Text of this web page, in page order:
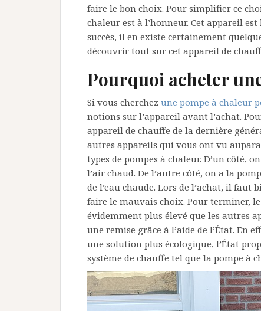
faire le bon choix. Pour simplifier ce
chaleur est à l’honneur. Cet appareil
succès, il en existe certainement
découvrir tout sur cet appareil de
Pourquoi acheter
Si vous cherchez une pompe à chaleur
notions sur l’appareil avant l’achat.
appareil de chauffe de la dernière
autres appareils qui vous ont vu
types de pompes à chaleur. D’un côté,
l’air chaud. De l’autre côté, on a la
de l’eau chaude. Lors de l’achat, il faut
faire le mauvais choix. Pour terminer,
évidemment plus élevé que les autres
une remise grâce à l’aide de l’État.
une solution plus écologique, l’État
système de chauffe tel que la pompe à